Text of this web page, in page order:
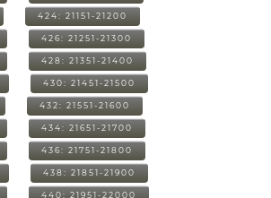
424: 21151-21200
426: 21251-21300
428: 21351-21400
430: 21451-21500
432: 21551-21600
434: 21651-21700
436: 21751-21800
438: 21851-21900
440: 21951-22000